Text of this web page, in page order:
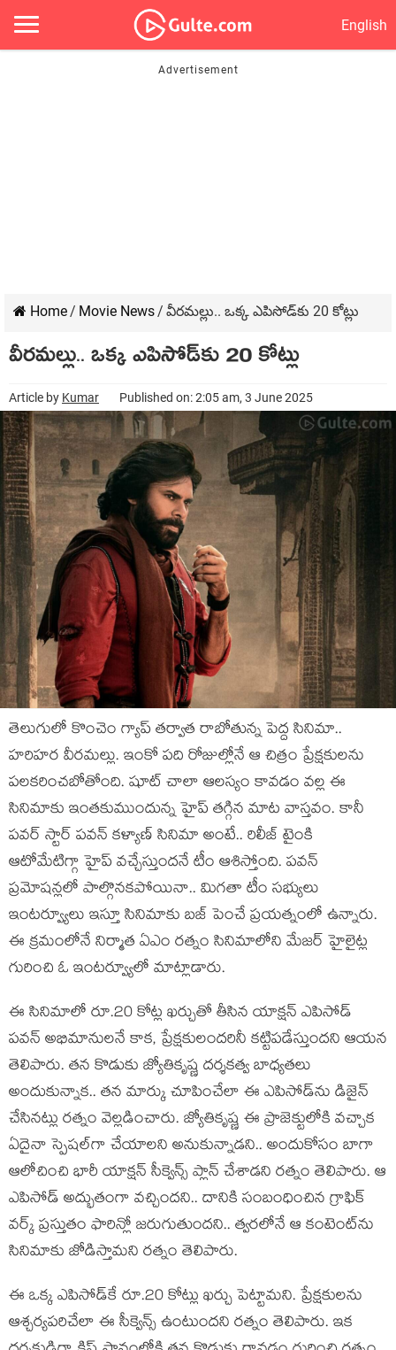
English
Home/ Movie News/ వీరమల్లు.. ఒక్క ఎపిసోడ్‌కు 20 కోట్లు
వీరమల్లు.. ఒక్క ఎపిసోడ్‌కు 20 కోట్లు
Article by Kumar Published on: 2:05 am, 3 June 2025
తెలుగులో కొంచెం గ్యాప్ తర్వాత రాబోతున్న పెద్ద సినిమా..
హరిహర వీరమల్లు. ఇంకో పది రోజుల్లోనే ఆ చిత్రం ప్రేక్షకులను
పలకరించబోతోంది. షూట్ చాలా ఆలస్యం కావడం వల్ల ఈ
సినిమాకు ఇంతకుముందున్న హైప్ తగ్గిన మాట వాస్తవం. కానీ
పవర్ స్టార్ పవన్ కళ్యాణ్ సినిమా అంటే.. రిలీజ్ టైంకి
ఆటోమేటిగ్గా హైప్ వచ్చేస్తుందనే టీం ఆశిస్తోంది. పవన్
ప్రమోషన్లలో పాల్గొనకపోయినా.. మిగతా టీం సభ్యులు
ఇంటర్వ్యూలు ఇస్తూ సినిమాకు బజ్ పెంచే ప్రయత్నంలో ఉన్నారు.
ఈ క్రమంలోనే నిర్మాత ఏఎం రత్నం సినిమాలోని మేజర్ హైలైట్ల
గురించి ఓ ఇంటర్వ్యూలో మాట్లాడారు.
ఈ సినిమాలో రూ.20 కోట్ల ఖర్చుతో తీసిన యాక్షన్ ఎపిసోడ్
పవన్ అభిమానులనే కాక, ప్రేక్షకులందరినీ కట్టిపడేస్తుందని ఆయన
తెలిపారు. తన కొడుకు జ్యోతికృష్ణ దర్శకత్వ బాధ్యతలు
అందుకున్నాక.. తన మార్కు చూపించేలా ఈ ఎపిసోడ్‌ను డిజైన్
చేసినట్లు రత్నం వెల్లడించారు. జ్యోతికృష్ణ ఈ ప్రాజెక్టులోకి వచ్చాక
ఏదైనా స్పెషల్‌గా చేయాలని అనుకున్నాడని.. అందుకోసం బాగా
ఆలోచించి భారీ యాక్షన్ సీక్వెన్స్ ప్లాన్ చేశాడని రత్నం తెలిపారు. ఆ
ఎపిసోడ్ అద్భుతంగా వచ్చిందని.. దానికి సంబంధించిన గ్రాఫిక్
వర్క్ ప్రస్తుతం ఫారిన్లో జరుగుతుందని.. త్వరలోనే ఆ కంటెంట్‌ను
సినిమాకు జోడిస్తామని రత్నం తెలిపారు.
ఈ ఒక్క ఎపిసోడ్‌కే రూ.20 కోట్లు ఖర్చు పెట్టామని. ప్రేక్షకులను
ఆశ్చర్యపరిచేలా ఈ సీక్వెన్స్ ఉంటుందని రత్నం తెలిపారు. ఇక